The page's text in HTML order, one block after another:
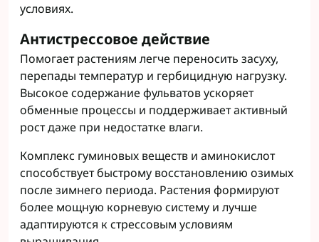
условиях.
Антистрессовое действие
Помогает растениям легче переносить засуху,
перепады температур и гербицидную нагрузку.
Высокое содержание фульватов ускоряет
обменные процессы и поддерживает активный
рост даже при недостатке влаги.
Комплекс гуминовых веществ и аминокислот
способствует быстрому восстановлению озимых
после зимнего периода. Растения формируют
более мощную корневую систему и лучше
адаптируются к стрессовым условиям